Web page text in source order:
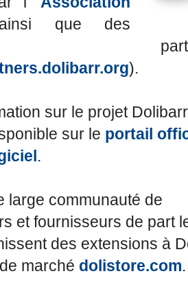
que des
).
sur le projet
sur le portail
.
large communauté de
et fournisseurs de part
des extensions à
marché dolistore.com.